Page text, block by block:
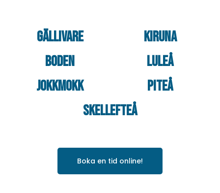
Gällivare
Kiruna
Boden
Luleå
Jokkmokk
Piteå
Skellefteå
Boka en tid online!